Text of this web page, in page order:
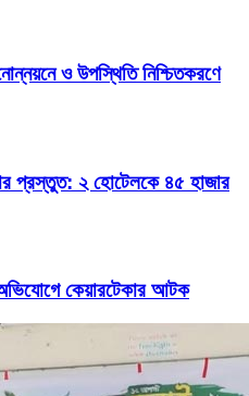
ও উপস্থিতি নিশ্চিতকরণে
প্রস্তুত: ২ হোটেলকে ৪৫ হাজার
কেয়ারটেকার আটক